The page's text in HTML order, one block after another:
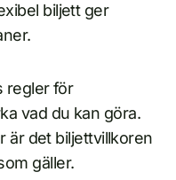
biljett ger
regler för
vad du kan göra.
är det biljettvillkoren
gäller.